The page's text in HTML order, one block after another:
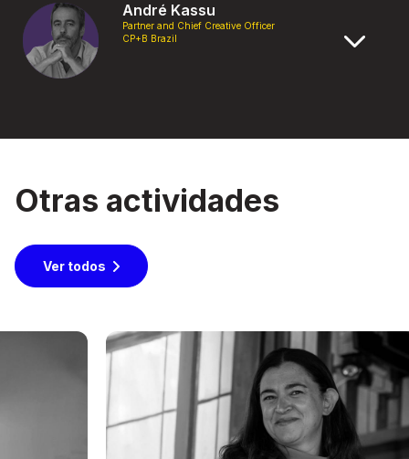
André Kassu
Partner and Chief Creative Officer
CP+B Brazil
Otras actividades
Ver todos